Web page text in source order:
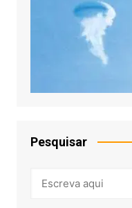
Pesquisar